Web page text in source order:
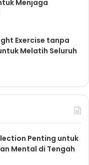
Menjaga
Exercise tanpa
Melatih Seluruh
Penting untuk
Mental di Tengah